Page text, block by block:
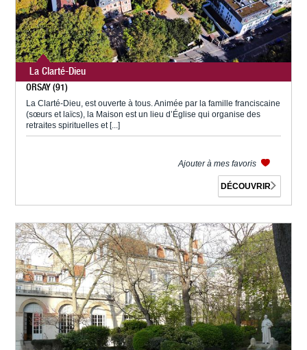
La Clarté-Dieu
ORSAY (91)
La Clarté-Dieu, est ouverte à tous. Animée par la famille franciscaine
(sœurs et laïcs), la Maison est un lieu d’Église qui organise des
retraites spirituelles et [...]
Ajouter à mes favoris
DÉCOUVRIR